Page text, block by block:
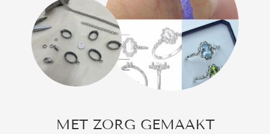
MET ZORG GEMAAKT